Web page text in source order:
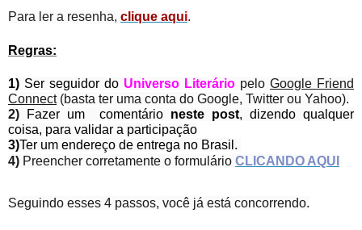
Para ler a resenha, clique aqui.
Regras:
1) Ser seguidor do Universo Literário pelo Google Friend
Connect(basta ter uma conta do Google, Twitter ou Yahoo).
2)
Fazer um comentário neste post, dizendo qualquer
coisa, para validar a participação
3)Ter um endereço de entrega no Brasil.
4) Preencher corretamente o formulário CLICANDO AQUI
Seguindo esses 4 passos, você já está concorrendo.